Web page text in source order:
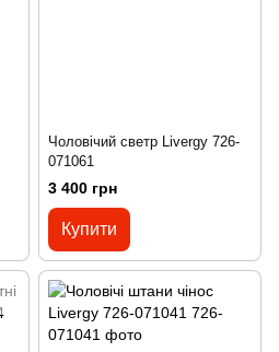
Чоловічий светр Livergy 726-
071061
3 400 грн
Купити